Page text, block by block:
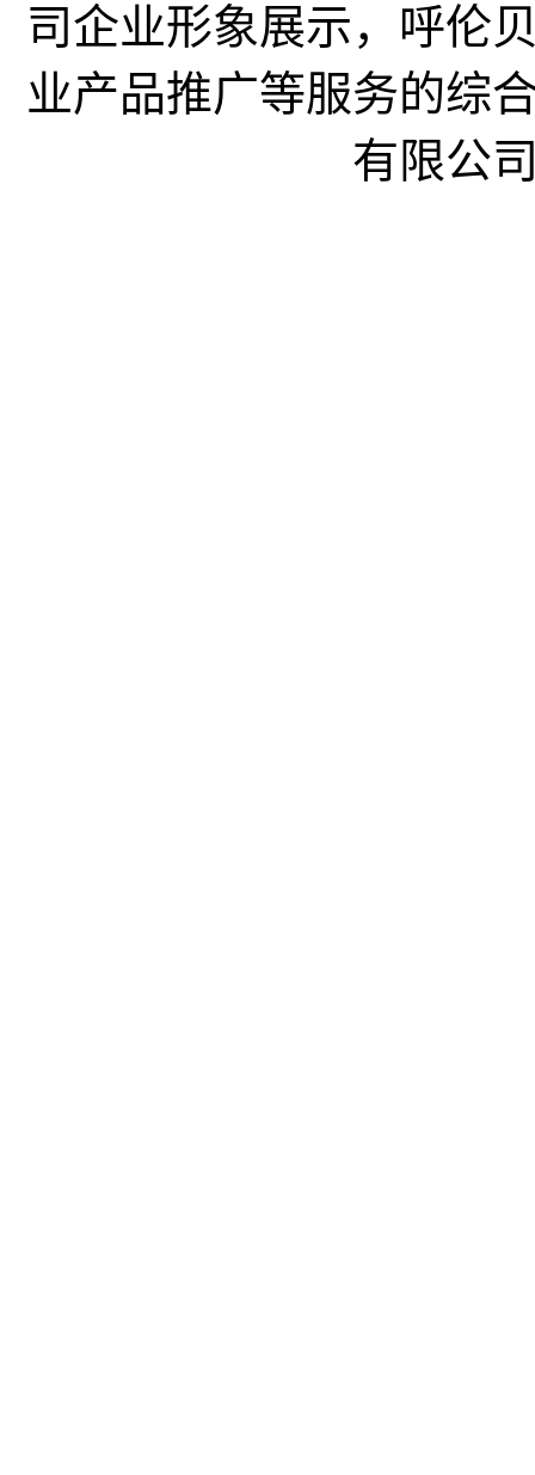
司企业形象展示，呼伦
业产品推广等服务的综
有限公